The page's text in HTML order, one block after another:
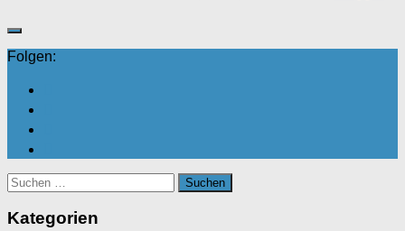
unten.
Folgen:
Suchen
nach:
Kategorien